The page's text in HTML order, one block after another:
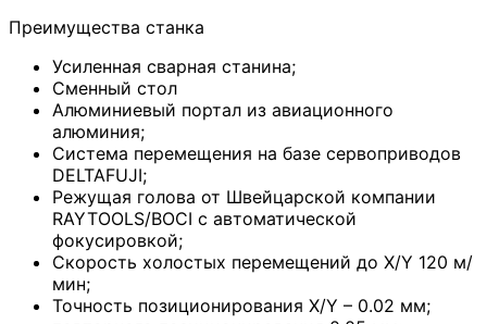
Преимущества станка
Усиленная сварная станина;
Сменный стол
Алюминиевый портал из авиационного
алюминия;
Система перемещения на базе сервоприводов
DELTAFUJI;
Режущая голова от Швейцарской компании
RAYTOOLS/BOCI с автоматической
фокусировкой;
Скорость холостых перемещений до X/Y 120 м/
мин;
Точность позиционирования X/Y – 0.02 мм;